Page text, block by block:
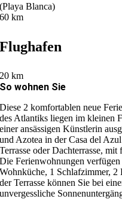
(Playa Blanca)
60 km
Flughafen
20 km
So wohnen Sie
Diese 2 komfortablen neue
des Atlantiks liegen im kleinen
einer ansässigen Künstlerin
und Azotea in der Casa del
Terrasse oder Dachterrasse,
Die Ferienwohnungen
Wohnküche, 1 Schlafzimmer, 2
der Terrasse können Sie bei
unvergessliche